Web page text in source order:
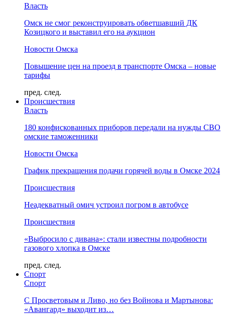
Власть
Омск не смог реконструировать обветшавший ДК
Козицкого и выставил его на аукцион
Новости Омска
Повышение цен на проезд в транспорте Омска – новые
тарифы
пред. след.
Происшествия
Власть
180 конфискованных приборов передали на нужды СВО
омские таможенники
Новости Омска
График прекращения подачи горячей воды в Омске 2024
Происшествия
Неадекватный омич устроил погром в автобусе
Происшествия
«Выбросило с дивана»: стали известны подробности
газового хлопка в Омске
пред. след.
Спорт
Спорт
С Просветовым и Ливо, но без Войнова и Мартынова:
«Авангард» выходит из…